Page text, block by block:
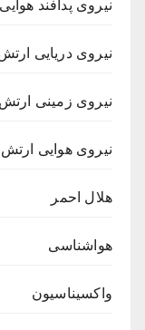
نیروی پدافند
نیروی دریایی
نیروی زمینی
نیروی هوایی
هلال احمر
هواشناسی
واکسیناسیون